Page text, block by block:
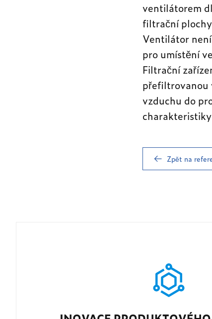
ventilátorem
filtrační
Ventilátor
pro umístění
Filtrační
přefiltrovanou
vzduchu do
Zpět na